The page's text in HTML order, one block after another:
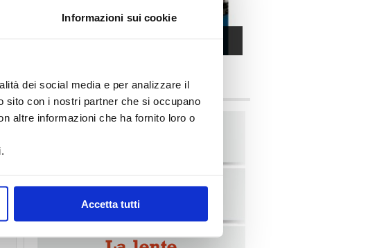
Informazioni sui cookie
dei social media e per analizzare il
sito con i nostri partner che si occupano
altre informazioni che ha fornito loro o
Accetta tutti
〉 Rubriche